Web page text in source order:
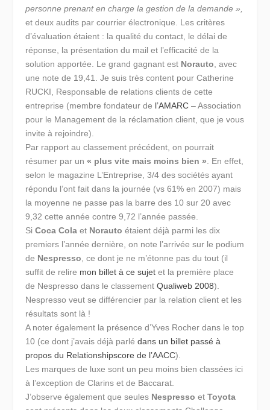
personne prenant en charge la gestion de la demande »,
et deux audits par courrier électronique. Les critères
d’évaluation étaient : la qualité du contact, le délai de
réponse, la présentation du mail et l’efficacité de la
solution apportée. Le grand gagnant est Norauto , avec
une note de 19,41. Je suis très content pour Catherine
RUCKI, Responsable de relations clients de cette
entreprise (membre fondateur de l’AMARC – Association
pour le Management de la réclamation client, que je vous
invite à rejoindre).
Par rapport au classement précédent, on pourrait
résumer par un« plus vite mais moins bien » . En effet,
selon le magazine L’Entreprise, 3/4 des sociétés ayant
répondu l’ont fait dans la journée (vs 61% en 2007) mais
la moyenne ne passe pas la barre des 10 sur 20 avec
9,32 cette année contre 9,72 l’année passée.
SiCoca Cola et Norauto étaient déjà parmi les dix
premiers l’année dernière, on note l’arrivée sur le podium
de Nespresso , ce dont je ne m’étonne pas du tout (il
suffit de relire mon billet à ce sujet et la première place
de Nespresso dans le classementQualiweb 2008).
Nespresso veut se différencier par la relation client et les
résultats sont là !
A noter également la présence d’Yves Rocher dans le top
10 (ce dont j’avais déjà parlédans un billet passé à
propos du Relationshipscore de l’AACC).
Les marques de luxe sont un peu moins bien classées ici
à l’exception de Clarins et de Baccarat.
J’observe également que seules Nespresso etToyota